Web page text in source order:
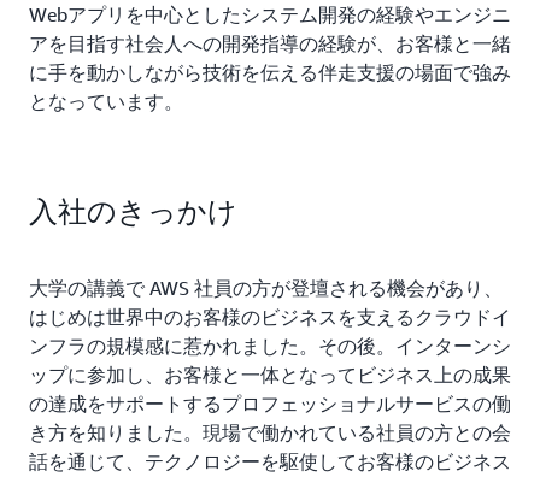
Webアプリを中心としたシステム開発の経験やエンジニ
アを目指す社会人への開発指導の経験が、お客様と一緒
に手を動かしながら技術を伝える伴走支援の場面で強み
となっています。
入社のきっかけ
大学の講義で AWS 社員の方が登壇される機会があり、
はじめは世界中のお客様のビジネスを支えるクラウドイ
ンフラの規模感に惹かれました。その後。インターンシ
ップに参加し、お客様と一体となってビジネス上の成果
の達成をサポートするプロフェッショナルサービスの働
き方を知りました。現場で働かれている社員の方との会
話を通じて、テクノロジーを駆使してお客様のビジネス